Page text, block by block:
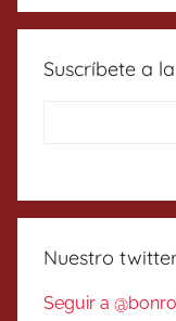
Suscríbete a
Nuestro
Seguir a